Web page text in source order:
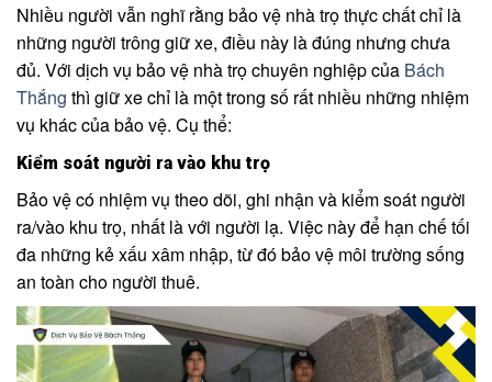
Nhiều người vẫn nghĩ rằng bảo vệ nhà trọ thực chất chỉ là
những người trông giữ xe, điều này là đúng nhưng chưa
đủ. Với dịch vụ bảo vệ nhà trọ chuyên nghiệp của Bách
Thắng thì giữ xe chỉ là một trong số rất nhiều những nhiệm
vụ khác của bảo vệ. Cụ thể:
Kiểm soát người ra vào khu trọ
Bảo vệ có nhiệm vụ theo dõi, ghi nhận và kiểm soát người
ra/vào khu trọ, nhất là với người lạ. Việc này để hạn chế tối
đa những kẻ xấu xâm nhập, từ đó bảo vệ môi trường sống
an toàn cho người thuê.